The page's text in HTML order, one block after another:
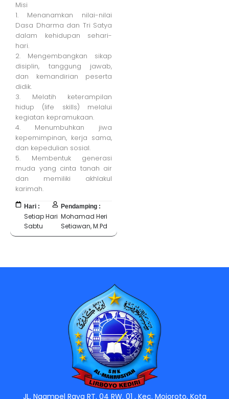
Misi
1. Menanamkan nilai-nilai
Dasa Dharma dan Tri Satya
dalam kehidupan sehari-
hari.
2. Mengembangkan sikap
disiplin, tanggung jawab,
dan kemandirian peserta
didik.
3. Melatih keterampilan
hidup (life skills) melalui
kegiatan kepramukaan.
4. Menumbuhkan jiwa
kepemimpinan, kerja sama,
dan kepedulian sosial.
5. Membentuk generasi
muda yang cinta tanah air
dan memiliki akhlakul
karimah.
Hari :
Setiap Hari
Sabtu
Pendamping :
Mohamad Heri
Setiawan, M.Pd
JL. Ngampel Raya RT. 04 RW. 01 , Kec. Mojoroto, Kota